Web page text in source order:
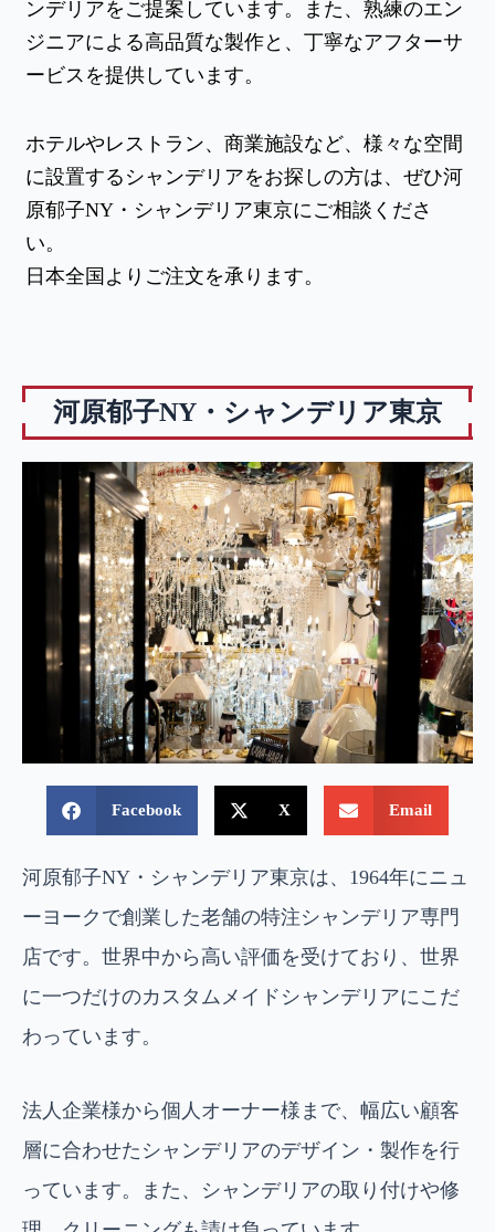
ンデリアをご提案しています。また、熟練のエン
ジニアによる高品質な製作と、丁寧なアフターサ
ービスを提供しています。
ホテルやレストラン、商業施設など、様々な空間
に設置するシャンデリアをお探しの方は、ぜひ河
原郁子NY・シャンデリア東京にご相談くださ
い。
日本全国よりご注文を承ります。
河原郁子NY・シャンデリア東京
Facebook X Email
河原郁子NY・シャンデリア東京は、1964年にニュ
ーヨークで創業した老舗の特注シャンデリア専門
店です。世界中から高い評価を受けており、世界
に一つだけのカスタムメイドシャンデリアにこだ
わっています。
法人企業様から個人オーナー様まで、幅広い顧客
層に合わせたシャンデリアのデザイン・製作を行
っています。また、シャンデリアの取り付けや修